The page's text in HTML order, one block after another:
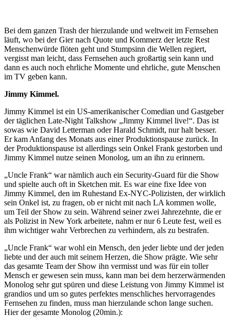
Bei dem ganzen Trash der hierzulande und weltweit im Fernsehen
läuft, wo bei der Gier nach Quote und Kommerz der letzte Rest
Menschenwürde flöten geht und Stumpsinn die Wellen regiert,
vergisst man leicht, dass Fernsehen auch großartig sein kann und
dann es auch noch ehrliche Momente und ehrliche, gute Menschen
im TV geben kann.
Jimmy Kimmel.
Jimmy Kimmel ist ein US-amerikanischer Comedian und Gastgeber
der täglichen Late-Night Talkshow „Jimmy Kimmel live!“. Das ist
sowas wie David Letterman oder Harald Schmidt, nur halt besser.
Er kam Anfang des Monats aus einer Produktionspause zurück. In
der Produktionspause ist allerdings sein Onkel Frank gestorben und
Jimmy Kimmel nutze seinen Monolog, um an ihn zu erinnern.
„Uncle Frank“ war nämlich auch ein Security-Guard für die Show
und spielte auch oft in Sketchen mit. Es war eine fixe Idee von
Jimmy Kimmel, den im Ruhestand Ex-NYC-Polizisten, der wirklich
sein Onkel ist, zu fragen, ob er nicht mit nach LA kommen wolle,
um Teil der Show zu sein. Während seiner zwei Jahrezehnte, die er
als Polizist in New York arbeitete, nahm er nur 6 Leute fest, weil es
ihm wichtiger wahr Verbrechen zu verhindern, als zu bestrafen.
„Uncle Frank“ war wohl ein Mensch, den jeder liebte und der jeden
liebte und der auch mit seinem Herzen, die Show prägte. Wie sehr
das gesamte Team der Show ihn vermisst und was für ein toller
Mensch er gewesen sein muss, kann man bei dem herzerwärmenden
Monolog sehr gut spüren und diese Leistung von Jimmy Kimmel ist
grandios und um so gutes perfektes menschliches hervorragendes
Fernsehen zu finden, muss man hierzulande schon lange suchen.
Hier der gesamte Monolog (20min.):